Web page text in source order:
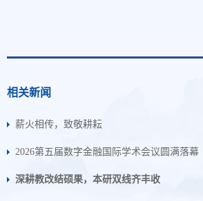
相关新闻
薪火相传，致敬耕耘
2026第五届数字金融国际学术会议圆满落幕
深耕教改结硕果，本研双线齐丰收